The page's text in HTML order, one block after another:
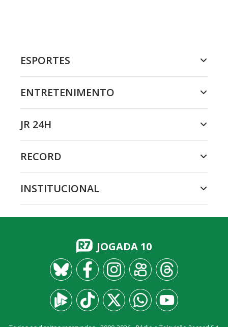
ESPORTES
ENTRETENIMENTO
JR 24H
RECORD
INSTITUCIONAL
JOGADA 10